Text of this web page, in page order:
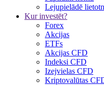
Lejupielādē
Kur investēt?
Forex
Akcijas
ETFs
Akcijas CFD
Indeksi CFD
Izejvielas CFD
Kriptovalūtas